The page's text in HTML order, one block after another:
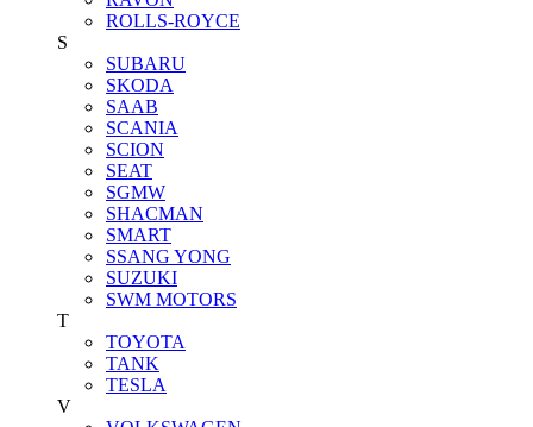
ROLLS-ROYCE
S
SUBARU
SKODA
SAAB
SCANIA
SCION
SEAT
SGMW
SHACMAN
SMART
SSANG YONG
SUZUKI
SWM MOTORS
T
TOYOTA
TANK
TESLA
V